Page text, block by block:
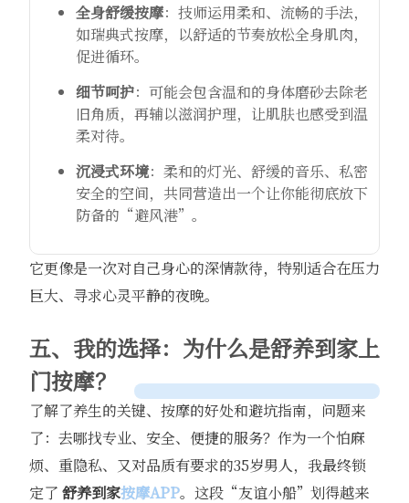
全身舒缓按摩：技师运用柔和、流畅的手法，
如瑞典式按摩，以舒适的节奏放松全身肌肉，
促进循环。
细节呵护：可能会包含温和的身体磨砂去除老
旧角质，再辅以滋润护理，让肌肤也感受到温
柔对待。
沉浸式环境：柔和的灯光、舒缓的音乐、私密
安全的空间，共同营造出一个让你能彻底放下
防备的“避风港”。
它更像是一次对自己身心的深情款待，特别适合在压力
巨大、寻求心灵平静的夜晚。
五、我的选择：为什么是舒养到家上
门按摩？
了解了养生的关键、按摩的好处和避坑指南，问题来
了：去哪找专业、安全、便捷的服务？作为一个怕麻
烦、重隐私、又对品质有要求的35岁男人，我最终锁
定了 舒养到家按摩APP。这段“友谊小船”划得越来